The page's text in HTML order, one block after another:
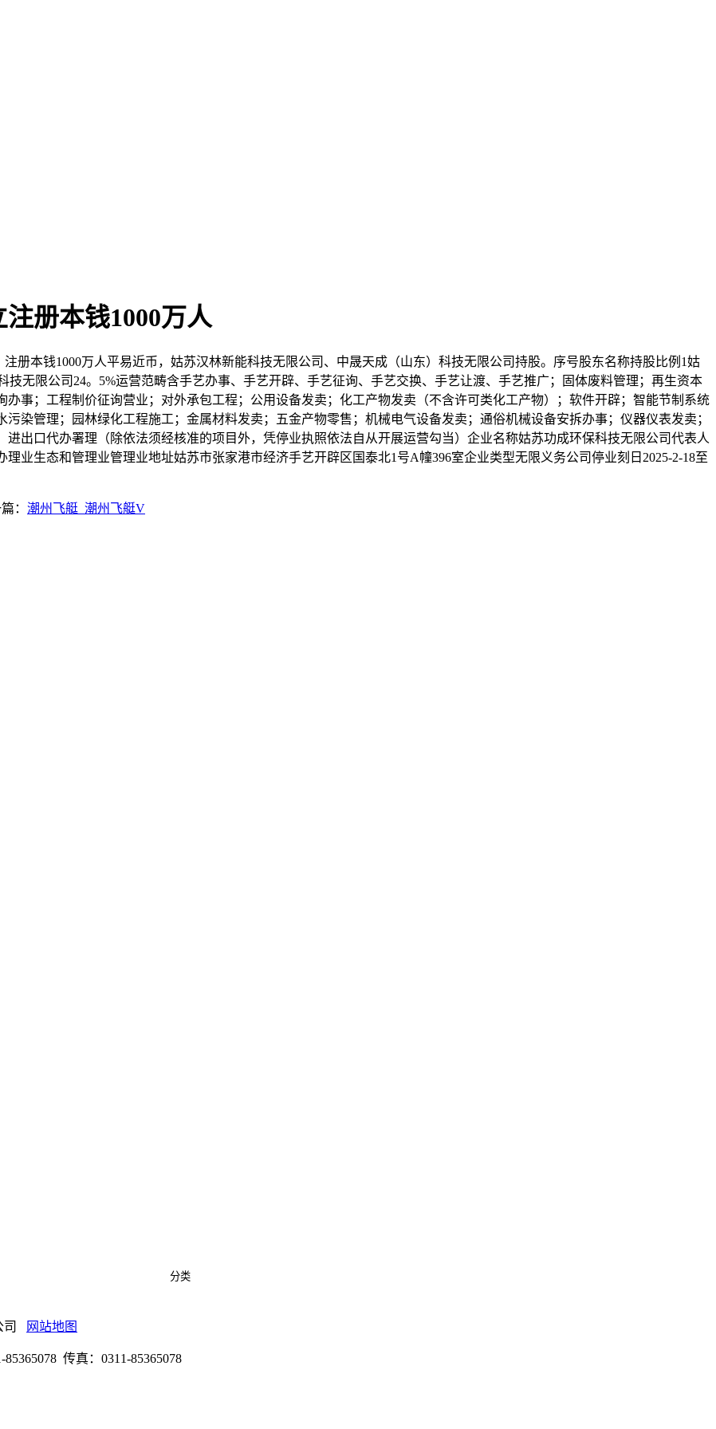
册本钱1000万人
本钱1000万人平易近币，姑苏汉林新能科技无限公司、中晟天成（山东）科技无限公司持股。序号股东名称持股比例1姑
技无限公司24。5%运营范畴含手艺办事、手艺开辟、手艺征询、手艺交换、手艺让渡、手艺推广；固体废料管理；再生资本
事；工程制价征询营业；对外承包工程；公用设备发卖；化工产物发卖（不含许可类化工产物）；软件开辟；智能节制系统
染管理；园林绿化工程施工；金属材料发卖；五金产物零售；机械电气设备发卖；通俗机械设备安拆办事；仪器仪表发卖；
出口代办署理（除依法须经核准的项目外，凭停业执照依法自从开展运营勾当）企业名称姑苏功成环保科技无限公司代表人
业生态和管理业管理业地址姑苏市张家港市经济手艺开辟区国泰北1号A幢396室企业类型无限义务公司停业刻日2025-2-18至
： 潮州飞艇_潮州飞艇V
分类
司 网站地图
传真：0311-85365078